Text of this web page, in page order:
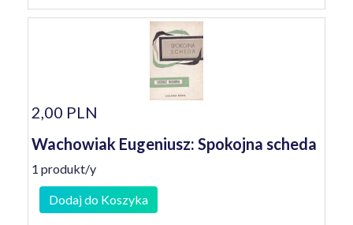
2,00 PLN
Wachowiak Eugeniusz: Spokojna scheda
1 produkt/y
Dodaj do Koszyka